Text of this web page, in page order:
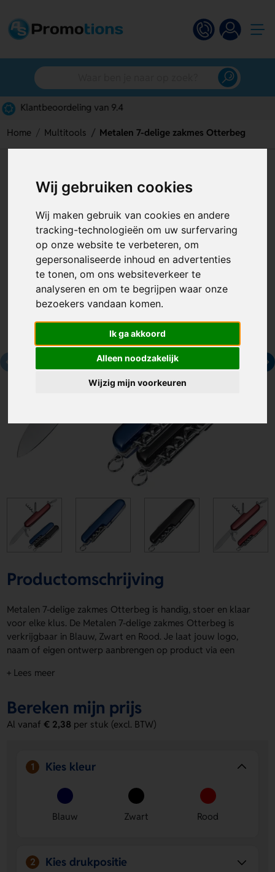
Wij gebruiken cookies
Wij maken gebruik van cookies en andere
tracking-technologieën om uw surfervaring
op onze website te verbeteren, om
gepersonaliseerde inhoud en advertenties
te tonen, om ons websiteverkeer te
analyseren en om te begrijpen waar onze
bezoekers vandaan komen.
Ik ga akkoord
Alleen noodzakelijk
Wijzig mijn voorkeuren
Gratis digitaal ontwerp
Home Multitools Metalen 7-delige zakmes Otterbeg
Otterbeg
Artikelnummer: 125076
Productomschrijving
Metalen 7-delige zakmes Otterbeg is handig, stoer en klaar
voor elke klus. De Metalen 7-delige zakmes Otterbeg is
verkrijgbaar in Blauw, Zwart en Rood. Je laat jouw logo,
naam of eigen ontwerp aanbrengen op product via een
als praktisch relatiegeschenk. Bovendien zijn ze snel te
prijs op.
Voordelen van de Metalen 7-delige
Personalisatie op product:
laat je logo, naam of eigen
ontwerp netjes aanbrengen voor een herkenbare
uitstraling.
Keuze uit meerdere kleuren:
verkrijgbaar in Blauw,
Zwart en Rood, dus er zit altijd een passende variant bij.
+ Lees meer
Bereken mijn prijs
Al vanaf€ 2,38 per stuk (excl. BTW)
1 Kies kleur
Blauw Zwart Rood
2 Kies drukpositie